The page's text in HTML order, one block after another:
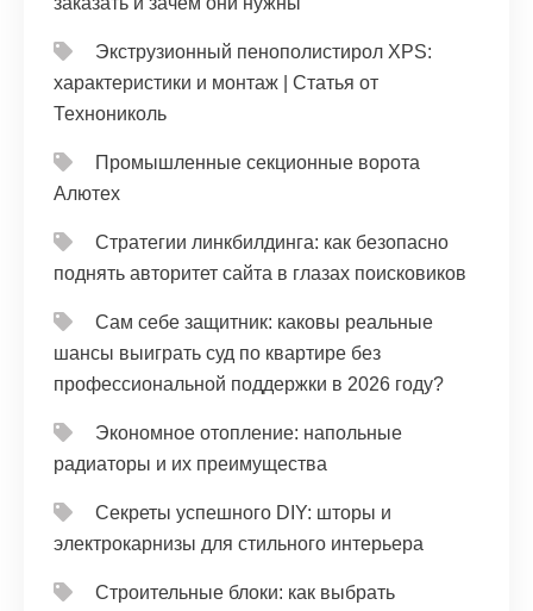
Экструзионный пенополистирол XPS:
характеристики и монтаж | Статья от
Технониколь
Промышленные секционные ворота
Алютех
Стратегии линкбилдинга: как безопасно
поднять авторитет сайта в глазах поисковиков
Сам себе защитник: каковы реальные
шансы выиграть суд по квартире без
профессиональной поддержки в 2026 году?
Экономное отопление: напольные
радиаторы и их преимущества
Секреты успешного DIY: шторы и
электрокарнизы для стильного интерьера
Строительные блоки: как выбрать